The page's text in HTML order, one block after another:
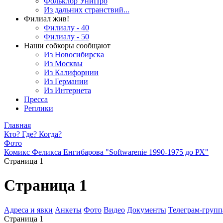
Из дальних странствий...
Филиал жив!
Филиалу - 40
Филиалу - 50
Наши собкоры сообщают
Из Новосибирска
Из Москвы
Из Калифорнии
Из Германии
Из Интернета
Пресса
Реплики
Главная
Кто? Где? Когда?
Фото
Комикс Феликса Енгибарова "Softwarenie 1990-1975 до РХ"
Страница 1
Страница 1
Адреса и явки Анкеты Фото Видео Документы Телеграм-
Страница 1